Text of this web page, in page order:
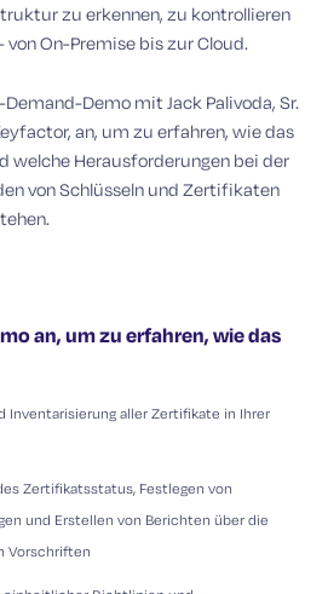
zu erkennen, zu kontrollieren
On-Premise bis zur Cloud.
Demo mit Jack Palivoda, Sr.
an, um zu erfahren, wie das
welche Herausforderungen bei der
von Schlüsseln und Zertifikaten
an, um zu erfahren, wie das
Inventarisierung aller Zertifikate in Ihrer
Zertifikatsstatus, Festlegen von
und Erstellen von Berichten über die
Vorschriften